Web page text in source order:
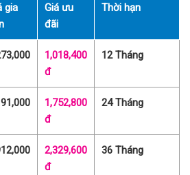
gia
Giá ưu
đãi
Thời hạn
1,018,400
đ
12 Tháng
1,752,800
đ
24 Tháng
2,329,600
đ
36 Tháng